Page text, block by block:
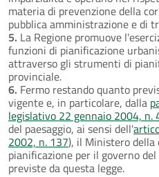
materia di prevenzione della
pubblica amministrazione e di
5. La Regione promuove
funzioni di pianificazione
attraverso gli strumenti di
provinciale.
6. Fermo restando quanto
vigente e, in particolare, dalla
legislativo 22 gennaio 2004, n.
del paesaggio, ai sensi dell'
2002, n. 137), il Ministero della
pianificazione per il governo
previste da questa legge.